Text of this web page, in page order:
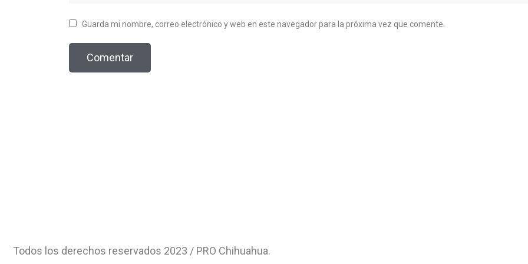
Guarda mi nombre, correo electrónico y web en este navegador para la próxima vez que comente.
Todos los derechos reservados 2023 / PRO Chihuahua.